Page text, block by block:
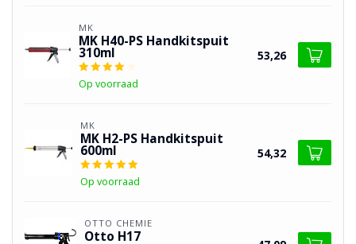
MK
MK H40-PS Handkitspuit
310ml
Op voorraad
53,26
MK
MK H2-PS Handkitspuit
600ml
Op voorraad
54,32
OTTO CHEMIE
Otto H17